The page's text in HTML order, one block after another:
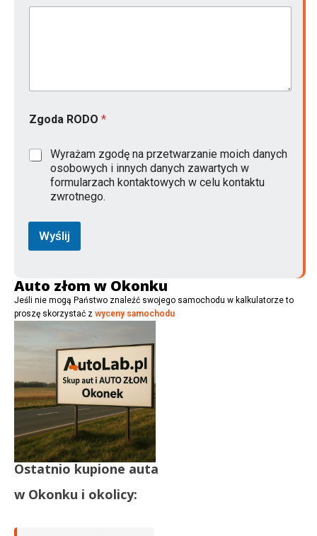
s
k
o
s
t
e
)
Zgoda RODO *
Wyrażam zgodę na przetwarzanie moich danych
osobowych i innych danych zawartych w
formularzach kontaktowych w celu kontaktu
zwrotnego.
Wyślij
Auto złom w Okonku
Jeśli nie mogą Państwo znaleźć swojego samochodu w kalkulatorze to
proszę skorzystać z wyceny samochodu
Ostatnio kupione auta
w Okonku i okolicy: